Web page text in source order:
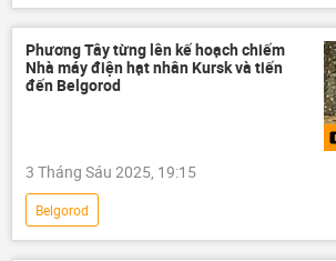
Ukraina
Thời sự
vụ nổ
đường sắt
Phương Tây từng lên kế hoạch chiếm
Nhà máy điện hạt nhân Kursk và tiến
đến Belgorod
3 Tháng Sáu 2025, 19:15
Belgorod
Chiến dịch quân sự đặc biệt tại Ukraina